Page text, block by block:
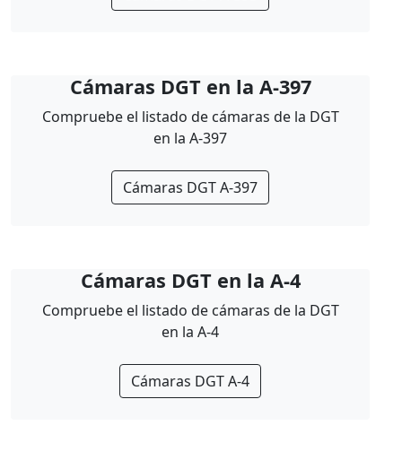
Cámaras DGT en la A-397
Compruebe el listado de cámaras de la DGT
en la A-397
Cámaras DGT A-397
Cámaras DGT en la A-4
Compruebe el listado de cámaras de la DGT
en la A-4
Cámaras DGT A-4